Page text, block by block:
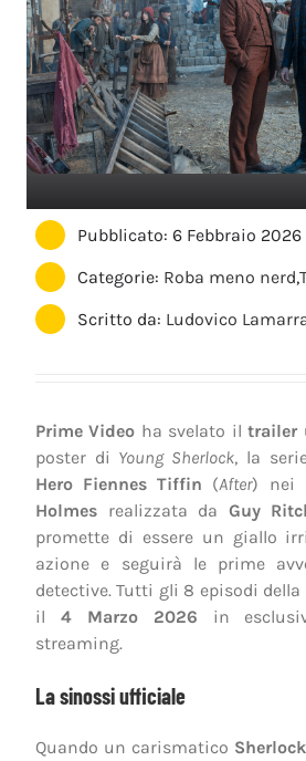
Pubblicato: 6 Febbraio 2026
Categorie: Roba meno nerd,
Scritto da: Ludovico
Prime Video ha svelato iltrailer
poster di Young Sherlock, la
Hero Fiennes Tiffin (After) nei
Holmes realizzata da Guy
promette di essere un giallo
azione e seguirà le prime
detective. Tutti gli 8 episodi
il 4 Marzo 2026 in
streaming.
La sinossi ufficiale
Quando un carismatico